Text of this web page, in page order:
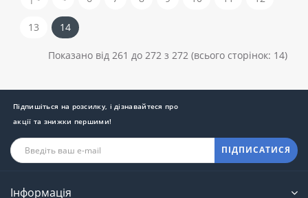
13 14
Показано від 261 до 272 з 272 (всього сторінок: 14)
Підпишіться на розсилку, і дізнавайтеся про
акції та знижки першими!
ПІДПИСАТИСЯ
Інформація